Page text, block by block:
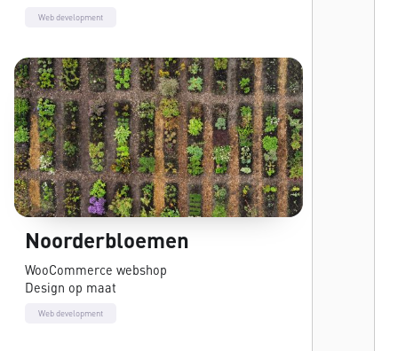
Web development
Noorderbloemen
WooCommerce webshop
Design op maat
Web development